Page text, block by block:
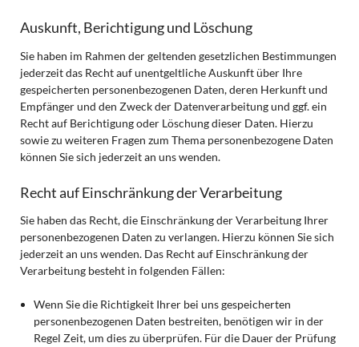
Auskunft, Berichtigung und Löschung
Sie haben im Rahmen der geltenden gesetzlichen Bestimmungen
jederzeit das Recht auf unentgeltliche Auskunft über Ihre
gespeicherten personenbezogenen Daten, deren Herkunft und
Empfänger und den Zweck der Datenverarbeitung und ggf. ein
Recht auf Berichtigung oder Löschung dieser Daten. Hierzu
sowie zu weiteren Fragen zum Thema personenbezogene Daten
können Sie sich jederzeit an uns wenden.
Recht auf Einschränkung der Verarbeitung
Sie haben das Recht, die Einschränkung der Verarbeitung Ihrer
personenbezogenen Daten zu verlangen. Hierzu können Sie sich
jederzeit an uns wenden. Das Recht auf Einschränkung der
Verarbeitung besteht in folgenden Fällen:
Wenn Sie die Richtigkeit Ihrer bei uns gespeicherten
personenbezogenen Daten bestreiten, benötigen wir in der
Regel Zeit, um dies zu überprüfen. Für die Dauer der Prüfung